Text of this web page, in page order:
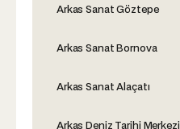
Arkas Sanat Göztepe
Arkas Sanat Bornova
Arkas Sanat Alaçatı
Arkas Deniz Tarihi Merkezi